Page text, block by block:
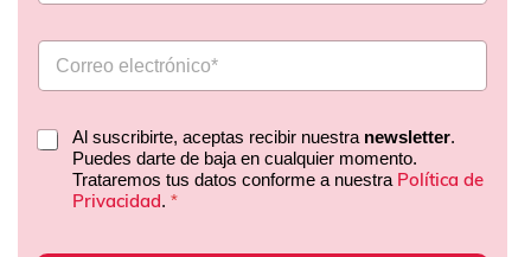
Al suscribirte, aceptas recibir nuestra newsletter.
Puedes darte de baja en cualquier momento.
Trataremos tus datos conforme a nuestra Política de
Privacidad. *